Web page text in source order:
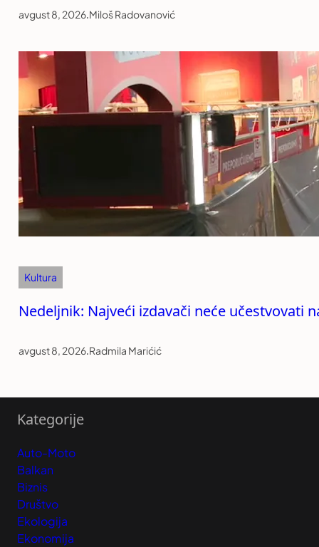
avgust 8, 2026.Miloš Radovanović
Kultura
Nedeljnik: Najveći izdavači neće učestvovati
avgust 8, 2026.Radmila Marićić
Kategorije
Auto-Moto
Balkan
Biznis
Društvo
Ekologija
Ekonomija